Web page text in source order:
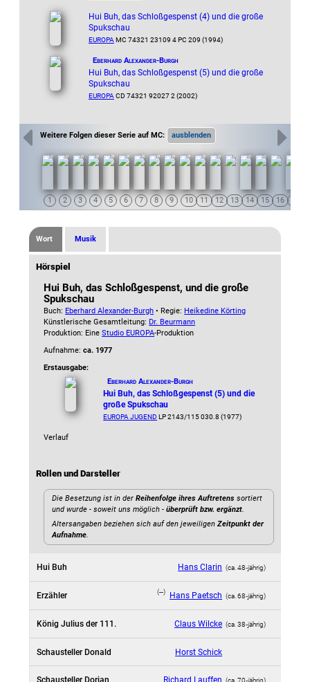
Hui Buh, das Schloßgespenst (4) und die große
Spukschau
EUROPAMC 74321 23109 4 PC 209 (1994)
Eberhard Alexander-Burgh
Hui Buh, das Schloßgespenst (5) und die große
Spukschau
EUROPA CD 74321 92027 2 (2002)
Weitere Folgen dieser Serie auf MC:
Wort Musik
Hörspiel
Hui Buh, das Schloßgespenst, und die große
Spukschau
Buch: Eberhard Alexander-Burgh • Regie: Heikedine Körting
Künstlerische Gesamtleitung: Dr. Beurmann
Produktion: EineStudio EUROPA-Produktion
Aufnahme:ca. 1977
Erstausgabe:
Eberhard Alexander-Burgh
Hui Buh, das Schloßgespenst (5) und die
große Spukschau
EUROPA JUGEND LP 2143/115 030.8 (1977)
Verlauf
Rollen und Darsteller
Die Besetzung ist in derReihenfolge ihres Auftretens sortiert
und wurde - soweit uns möglich -überprüft bzw. ergänzt.
Altersangaben beziehen sich auf den jeweiligenZeitpunkt der
Aufnahme.
Hui Buh Hans Clarin (ca. 48‑jährig)
Erzähler (--) Hans Paetsch (ca. 68‑jährig)
König Julius der 111. Claus Wilcke (ca. 38‑jährig)
Schausteller Donald Horst Schick
Schausteller Dorian Richard Lauffen (ca. 70‑jährig)